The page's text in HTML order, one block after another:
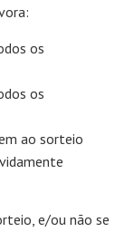
os
os
ao sorteio
e/ou não se